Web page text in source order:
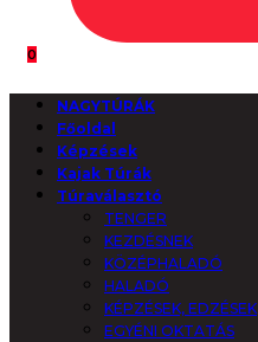
0
NAGYTÚRÁK
Főoldal
Képzések
Kajak Túrák
Túraválasztó
TENGER
KEZDÉSNEK
KÖZÉPHALADÓ
HALADÓ
KÉPZÉSEK, EDZÉSEK
EGYÉNI OKTATÁS